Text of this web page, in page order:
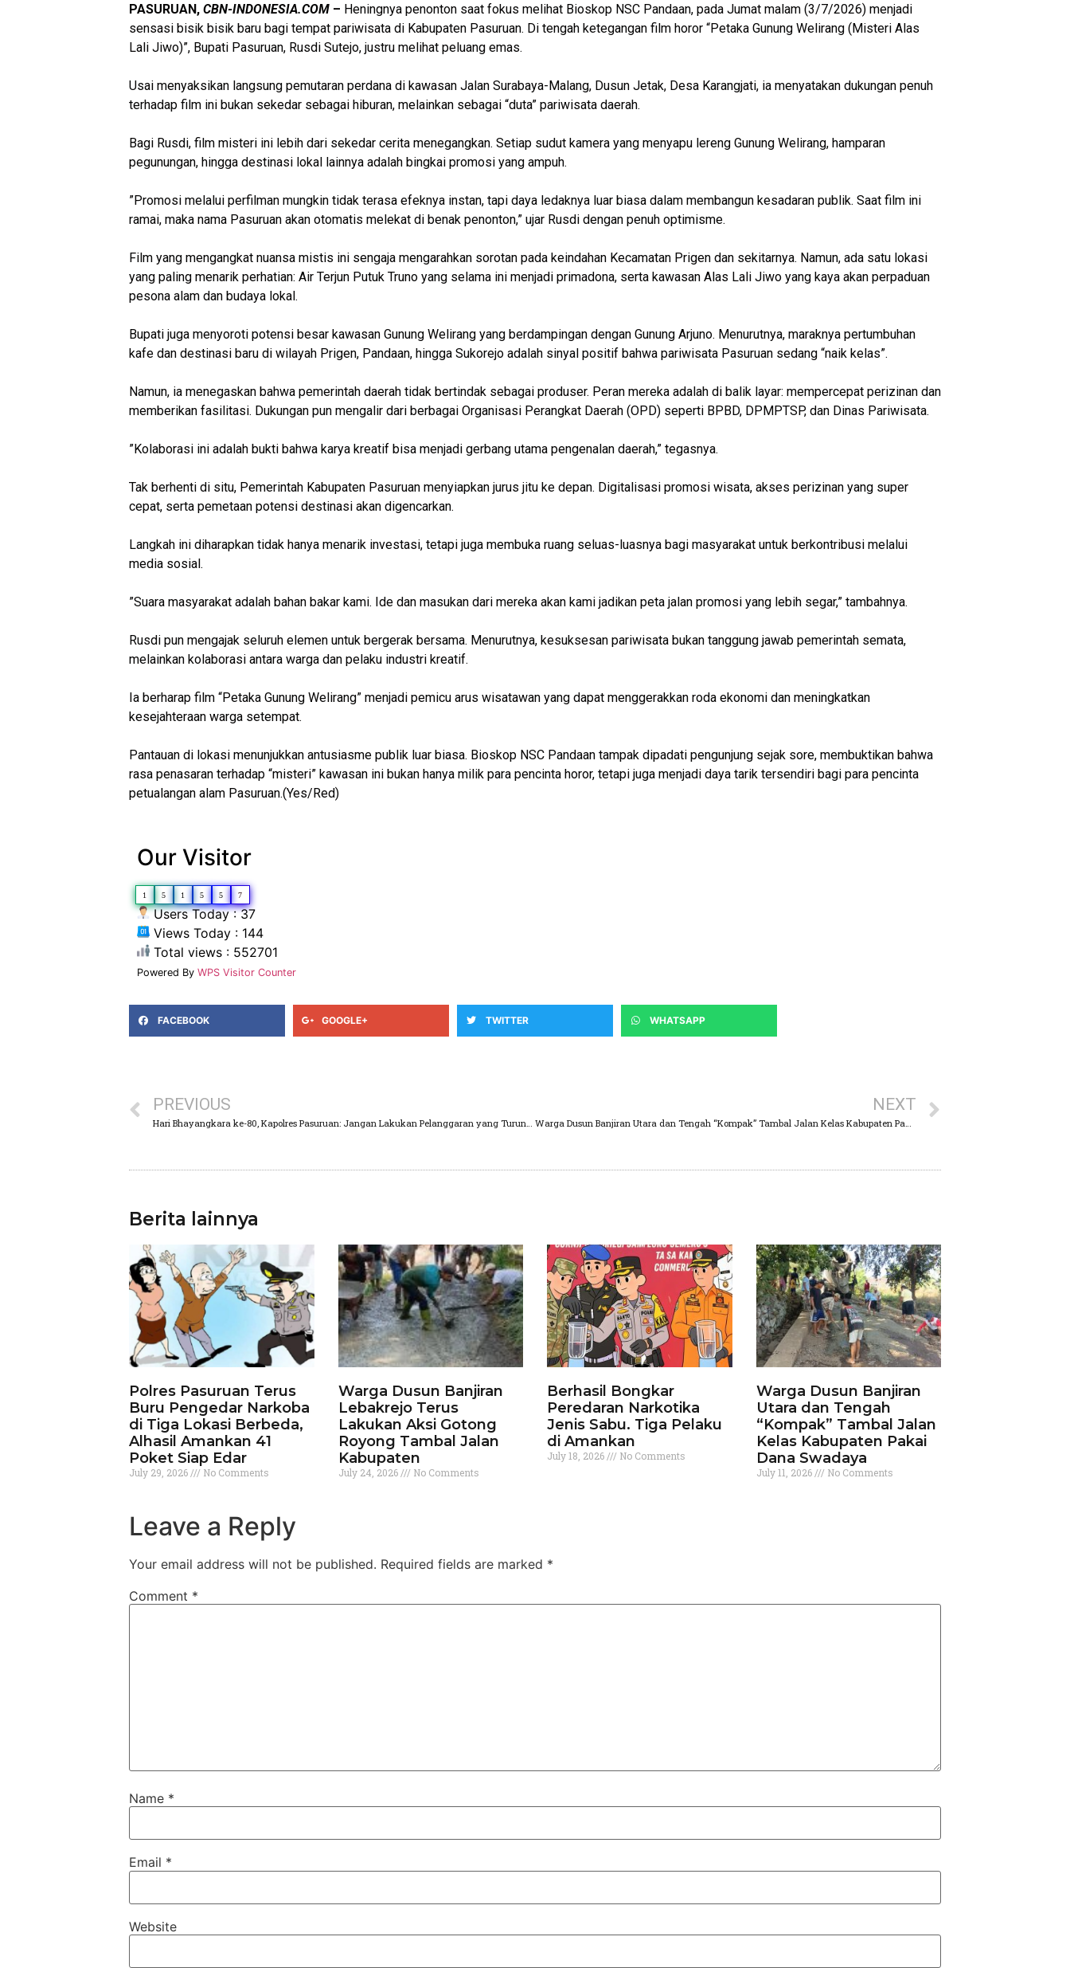
PASURUAN, CBN-INDONESIA.COM – Heningnya penonton saat fokus melihat Bioskop NSC Pandaan, pada Jumat malam (3/7/2026) menjadi
sensasi bisik bisik baru bagi tempat pariwisata di Kabupaten Pasuruan. Di tengah ketegangan film horor “Petaka Gunung Welirang (Misteri Alas
Lali Jiwo)”, Bupati Pasuruan, Rusdi Sutejo, justru melihat peluang emas.
‎Usai menyaksikan langsung pemutaran perdana di kawasan Jalan Surabaya-Malang, Dusun Jetak, Desa Karangjati, ia menyatakan dukungan penuh
terhadap film ini bukan sekedar sebagai hiburan, melainkan sebagai “duta” pariwisata daerah.
‎Bagi Rusdi, film misteri ini lebih dari sekedar cerita menegangkan. Setiap sudut kamera yang menyapu lereng Gunung Welirang, hamparan
pegunungan, hingga destinasi lokal lainnya adalah bingkai promosi yang ampuh.
‎”Promosi melalui perfilman mungkin tidak terasa efeknya instan, tapi daya ledaknya luar biasa dalam membangun kesadaran publik. Saat film ini
ramai, maka nama Pasuruan akan otomatis melekat di benak penonton,” ujar Rusdi dengan penuh optimisme.
‎Film yang mengangkat nuansa mistis ini sengaja mengarahkan sorotan pada keindahan Kecamatan Prigen dan sekitarnya. Namun, ada satu lokasi
yang paling menarik perhatian: Air Terjun Putuk Truno yang selama ini menjadi primadona, serta kawasan Alas Lali Jiwo yang kaya akan perpaduan
pesona alam dan budaya lokal.
‎Bupati juga menyoroti potensi besar kawasan Gunung Welirang yang berdampingan dengan Gunung Arjuno. Menurutnya, maraknya pertumbuhan
kafe dan destinasi baru di wilayah Prigen, Pandaan, hingga Sukorejo adalah sinyal positif bahwa pariwisata Pasuruan sedang “naik kelas”.
‎Namun, ia menegaskan bahwa pemerintah daerah tidak bertindak sebagai produser. Peran mereka adalah di balik layar: mempercepat perizinan dan
memberikan fasilitasi. Dukungan pun mengalir dari berbagai Organisasi Perangkat Daerah (OPD) seperti BPBD, DPMPTSP, dan Dinas Pariwisata.
‎”Kolaborasi ini adalah bukti bahwa karya kreatif bisa menjadi gerbang utama pengenalan daerah,” tegasnya.
‎Tak berhenti di situ, Pemerintah Kabupaten Pasuruan menyiapkan jurus jitu ke depan. Digitalisasi promosi wisata, akses perizinan yang super
cepat, serta pemetaan potensi destinasi akan digencarkan.
‎Langkah ini diharapkan tidak hanya menarik investasi, tetapi juga membuka ruang seluas-luasnya bagi masyarakat untuk berkontribusi melalui
media sosial.
‎”Suara masyarakat adalah bahan bakar kami. Ide dan masukan dari mereka akan kami jadikan peta jalan promosi yang lebih segar,” tambahnya.
‎Rusdi pun mengajak seluruh elemen untuk bergerak bersama. Menurutnya, kesuksesan pariwisata bukan tanggung jawab pemerintah semata,
melainkan kolaborasi antara warga dan pelaku industri kreatif.
‎Ia berharap film “Petaka Gunung Welirang” menjadi pemicu arus wisatawan yang dapat menggerakkan roda ekonomi dan meningkatkan
kesejahteraan warga setempat.
‎Pantauan di lokasi menunjukkan antusiasme publik luar biasa. Bioskop NSC Pandaan tampak dipadati pengunjung sejak sore, membuktikan bahwa
rasa penasaran terhadap “misteri” kawasan ini bukan hanya milik para pencinta horor, tetapi juga menjadi daya tarik tersendiri bagi para pencinta
petualangan alam Pasuruan.(Yes/Red)
Our Visitor
1 5 1 5 5 7
Users Today : 37
Views Today : 144
Total views : 552701
Powered By WPS Visitor Counter
FACEBOOK GOOGLE+ TWITTER WHATSAPP
PREVIOUS
Hari Bhayangkara ke-80, Kapolres Pasuruan: Jangan Lakukan Pelanggaran yang Turunkan Kepercayaan Masyarakat
NEXT
Warga Dusun Banjiran Utara dan Tengah “Kompak” Tambal Jalan Kelas Kabupaten Pakai Dana Swadaya
Berita lainnya
Polres Pasuruan Terus
Buru Pengedar Narkoba
di Tiga Lokasi Berbeda,
Alhasil Amankan 41
Poket Siap Edar
July 29, 2026 No Comments
Warga Dusun Banjiran
Lebakrejo Terus
Lakukan Aksi Gotong
Royong Tambal Jalan
Kabupaten
July 24, 2026 No Comments
Berhasil Bongkar
Peredaran Narkotika
Jenis Sabu. Tiga Pelaku
di Amankan
July 18, 2026 No Comments
Warga Dusun Banjiran
Utara dan Tengah
“Kompak” Tambal Jalan
Kelas Kabupaten Pakai
Dana Swadaya
July 11, 2026 No Comments
Leave a Reply
Your email address will not be published. Required fields are marked *
Comment *
Name *
Email *
Website